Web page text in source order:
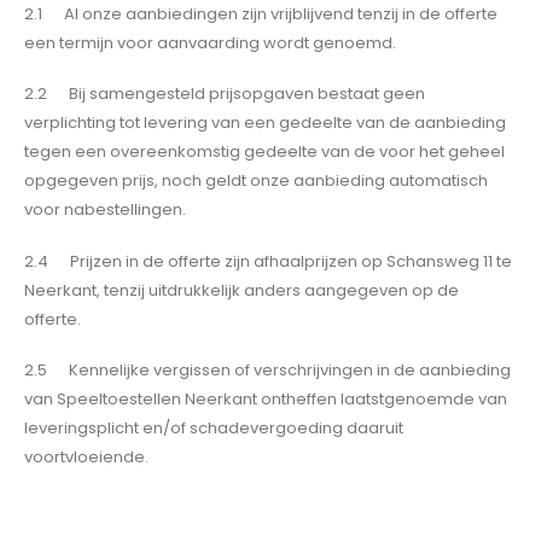
2.1 Al onze aanbiedingen zijn vrijblijvend tenzij in de offerte
een termijn voor aanvaarding wordt genoemd.
2.2 Bij samengesteld prijsopgaven bestaat geen
verplichting tot levering van een gedeelte van de aanbieding
tegen een overeenkomstig gedeelte van de voor het geheel
opgegeven prijs, noch geldt onze aanbieding automatisch
voor nabestellingen.
2.4 Prijzen in de offerte zijn afhaalprijzen op Schansweg 11 te
Neerkant, tenzij uitdrukkelijk anders aangegeven op de
offerte.
2.5 Kennelijke vergissen of verschrijvingen in de aanbieding
van Speeltoestellen Neerkant ontheffen laatstgenoemde van
leveringsplicht en/of schadevergoeding daaruit
voortvloeiende.